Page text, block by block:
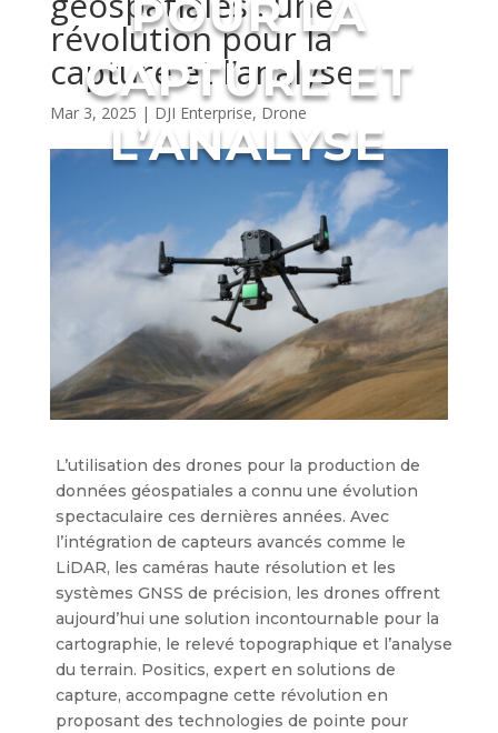
POUR LA
CAPTURE ET
L’ANALYSE
révolution pour la
capture et l’analyse
Mar 3, 2025 | DJI Enterprise, Drone
L’utilisation des drones pour la production de
données géospatiales a connu une évolution
spectaculaire ces dernières années. Avec
l’intégration de capteurs avancés comme le
LiDAR, les caméras haute résolution et les
systèmes GNSS de précision, les drones offrent
aujourd’hui une solution incontournable pour la
cartographie, le relevé topographique et l’analyse
du terrain. Positics, expert en solutions de
capture, accompagne cette révolution en
proposant des technologies de pointe pour